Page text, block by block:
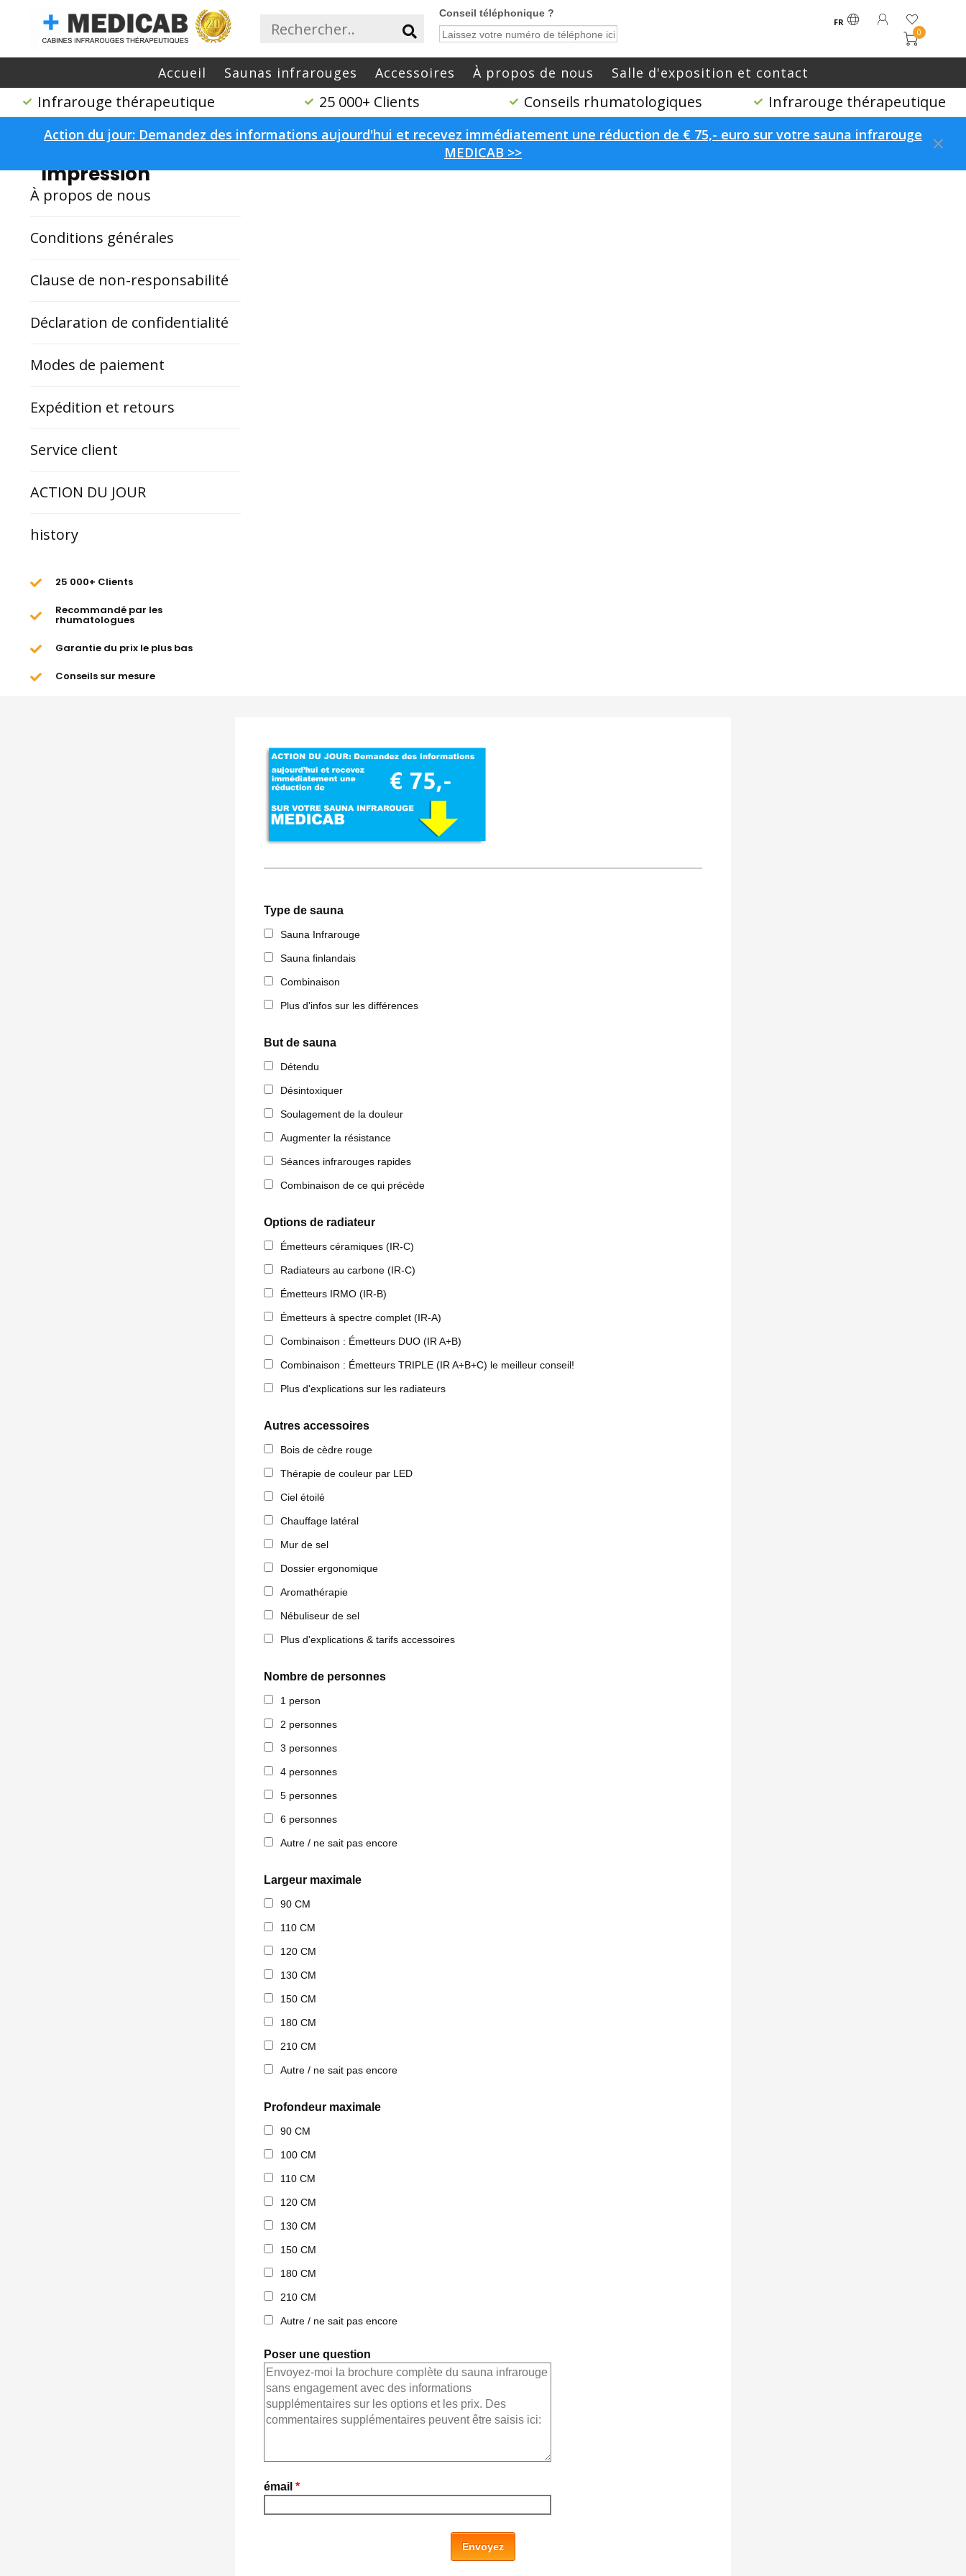
FR
0
Accueil Saunas infrarouges Accessoires À propos de nous Salle d'exposition et contact
Infrarouge thérapeutique 25 000+ Clients Conseils rhumatologiques Infrarouge thérapeutique
Action du jour: Demandez des informations aujourd'hui et recevez immédiatement une réduction de € 75,- euro sur votre sauna infrarouge
MEDICAB >>
Impression
Impression
À propos de nous
Conditions générales
Clause de non-responsabilité
Déclaration de confidentialité
Modes de paiement
Expédition et retours
Service client
ACTION DU JOUR
history
25 000+ Clients
Recommandé par les
rhumatologues
Garantie du prix le plus bas
Conseils sur mesure
Type de sauna
Sauna Infrarouge
Sauna finlandais
Combinaison
Plus d'infos sur les différences
But de sauna
Détendu
Désintoxiquer
Soulagement de la douleur
Augmenter la résistance
Séances infrarouges rapides
Combinaison de ce qui précède
Options de radiateur
Émetteurs céramiques (IR-C)
Radiateurs au carbone (IR-C)
Émetteurs IRMO (IR-B)
Émetteurs à spectre complet (IR-A)
Combinaison : Émetteurs DUO (IR A+B)
Combinaison : Émetteurs TRIPLE (IR A+B+C) le meilleur conseil!
Plus d'explications sur les radiateurs
Autres accessoires
Bois de cèdre rouge
Thérapie de couleur par LED
Ciel étoilé
Chauffage latéral
Mur de sel
Dossier ergonomique
Aromathérapie
Nébuliseur de sel
Plus d'explications & tarifs accessoires
Nombre de personnes
1 person
2 personnes
3 personnes
4 personnes
5 personnes
6 personnes
Autre / ne sait pas encore
Largeur maximale
90 CM
110 CM
120 CM
130 CM
150 CM
180 CM
210 CM
Autre / ne sait pas encore
Profondeur maximale
90 CM
100 CM
110 CM
120 CM
130 CM
150 CM
180 CM
210 CM
Autre / ne sait pas encore
Poser une question
émail *
Envoyez